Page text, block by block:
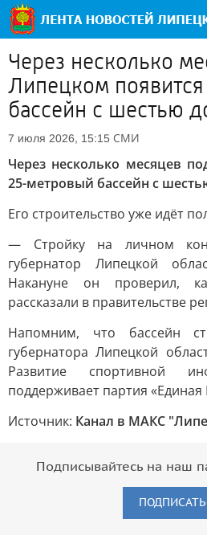
Через несколько
Липецком
бассейн с шестью
7 июля 2026, 15:15 СМИ
Через несколько месяцев
25-метровый бассейн с
Его строительство уже идёт
— Стройку на личном
губернатор Липецкой
Накануне он проверил,
рассказали в правительстве
Напомним, что бассейн
губернатора Липецкой
Развитие спортивной
поддерживает партия «Единая
Источник: Канал в МАКС
Подписывайтесь на наш